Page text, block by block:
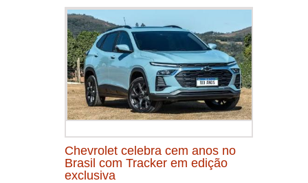
Chevrolet celebra cem anos no
Brasil com Tracker em edição
exclusiva